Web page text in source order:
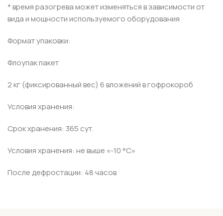
* время разогрева может изменяться в зависимости от
вида и мощности используемого оборудования
Формат упаковки:
Флоупак пакет
2 кг (фиксированный вес) 6 вложений в гофрокороб
Условия хранения:
Срок хранения: 365 сут.
Условия хранения: не выше «-10 °С»
После дефростации: 48 часов